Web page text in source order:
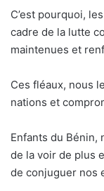
C’est pourquoi,
cadre de la lutte
maintenues et
Ces fléaux, nous
nations et
Enfants du
de la voir de plus
de conjuguer nos